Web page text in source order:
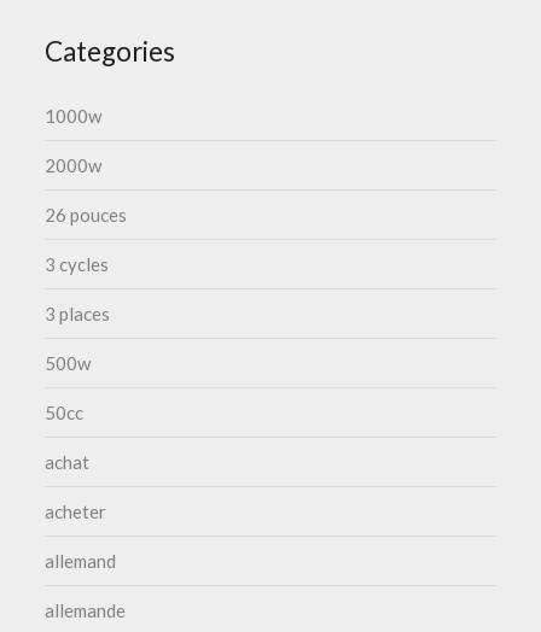
Categories
1000w
2000w
26 pouces
3 cycles
3 places
500w
50cc
achat
acheter
allemand
allemande